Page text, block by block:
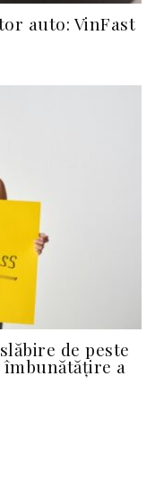
auto: VinFast
de peste
îmbunătățire a